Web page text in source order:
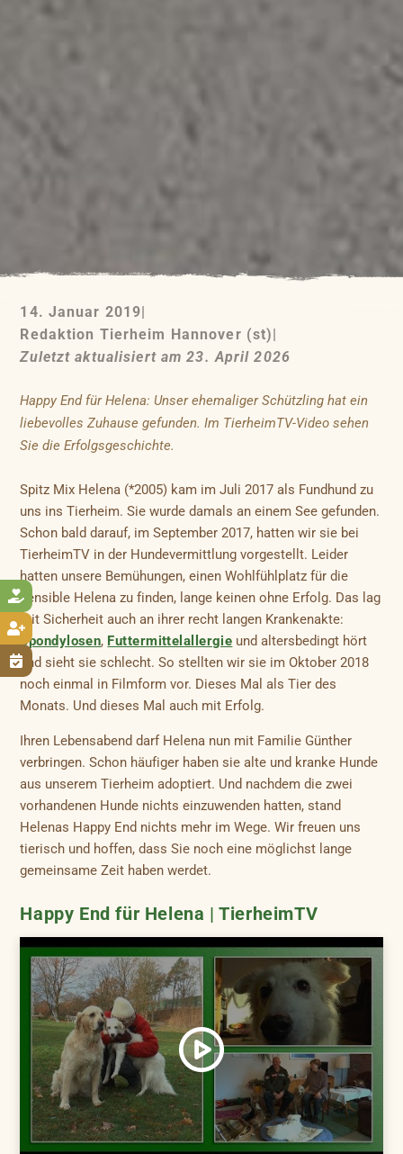



14. Januar 2019|
Redaktion Tierheim Hannover (st)|
Zuletzt aktualisiert am 23. April 2026
Happy End für Helena: Unser ehemaliger Schützling hat ein
liebevolles Zuhause gefunden. Im TierheimTV-Video sehen
Sie die Erfolgsgeschichte.
Spitz Mix Helena (*2005) kam im Juli 2017 als Fundhund zu
uns ins Tierheim. Sie wurde damals an einem See gefunden.
Schon bald darauf, im September 2017, hatten wir sie bei
TierheimTV in der Hundevermittlung vorgestellt. Leider
hatten unsere Bemühungen, einen Wohlfühlplatz für die
sensible Helena zu finden, lange keinen ohne Erfolg. Das lag
mit Sicherheit auch an ihrer recht langen Krankenakte:
Spondylosen, Futtermittelallergie und altersbedingt hört
und sieht sie schlecht. So stellten wir sie im Oktober 2018
noch einmal in Filmform vor. Dieses Mal als Tier des
Monats. Und dieses Mal auch mit Erfolg.
Ihren Lebensabend darf Helena nun mit Familie Günther
verbringen. Schon häufiger haben sie alte und kranke Hunde
aus unserem Tierheim adoptiert. Und nachdem die zwei
vorhandenen Hunde nichts einzuwenden hatten, stand
Helenas Happy End nichts mehr im Wege. Wir freuen uns
tierisch und hoffen, dass Sie noch eine möglichst lange
gemeinsame Zeit haben werdet.
Happy End für Helena | TierheimTV